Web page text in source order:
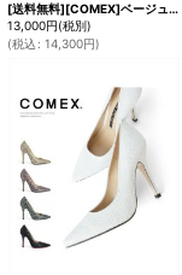
[送料無料][COMEX]ベージュ・ブラック・17cmヒール・軽量・2025新作・ハイヒール・厚底・ピンヒール・ストラップ・エナメル・サンダル [大きいサイズあり]
13,000円(税別)
(税込 : 14,300円)